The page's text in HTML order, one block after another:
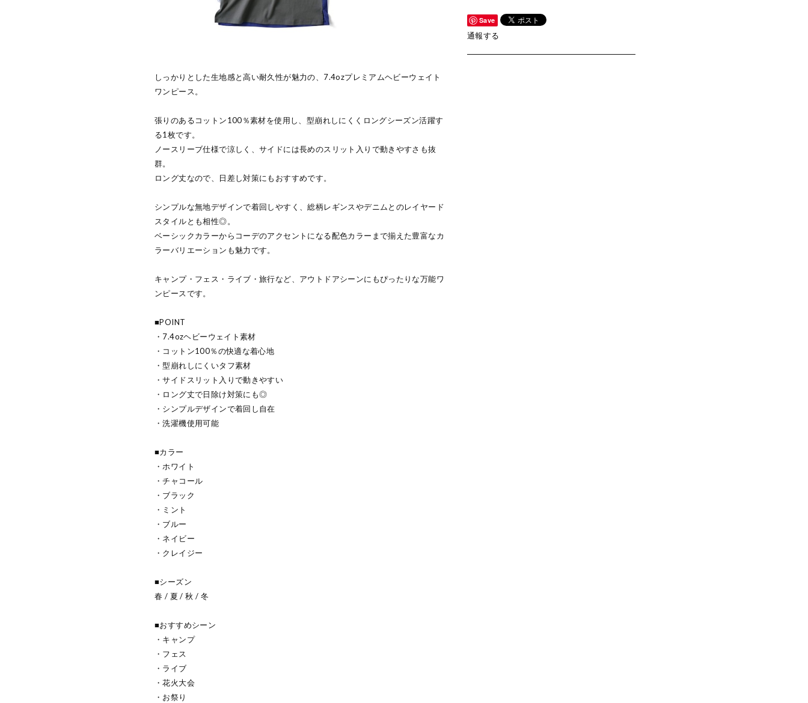
しっかりとした生地感と高い耐久性が魅力の、7.4ozプレミアムヘビーウェイト
ワンピース。
張りのあるコットン100％素材を使用し、型崩れしにくくロングシーズン活躍す
る1枚です。
ノースリーブ仕様で涼しく、サイドには長めのスリット入りで動きやすさも抜
群。
ロング丈なので、日差し対策にもおすすめです。
シンプルな無地デザインで着回しやすく、総柄レギンスやデニムとのレイヤード
スタイルとも相性◎。
ベーシックカラーからコーデのアクセントになる配色カラーまで揃えた豊富なカ
ラーバリエーションも魅力です。
キャンプ・フェス・ライブ・旅行など、アウトドアシーンにもぴったりな万能ワ
ンピースです。
■POINT
・7.4ozヘビーウェイト素材
・コットン100％の快適な着心地
・型崩れしにくいタフ素材
・サイドスリット入りで動きやすい
・ロング丈で日除け対策にも◎
・シンプルデザインで着回し自在
・洗濯機使用可能
■カラー
・ホワイト
・チャコール
・ブラック
・ミント
・ブルー
・ネイビー
・クレイジー
■シーズン
春 / 夏 / 秋 / 冬
■おすすめシーン
・キャンプ
・フェス
・ライブ
・花火大会
・お祭り
Save
通報する